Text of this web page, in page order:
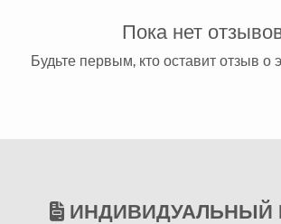
Пока нет
Будьте первым, кто оставит отзыв о
ИНДИВИДУАЛЬНЫЙ